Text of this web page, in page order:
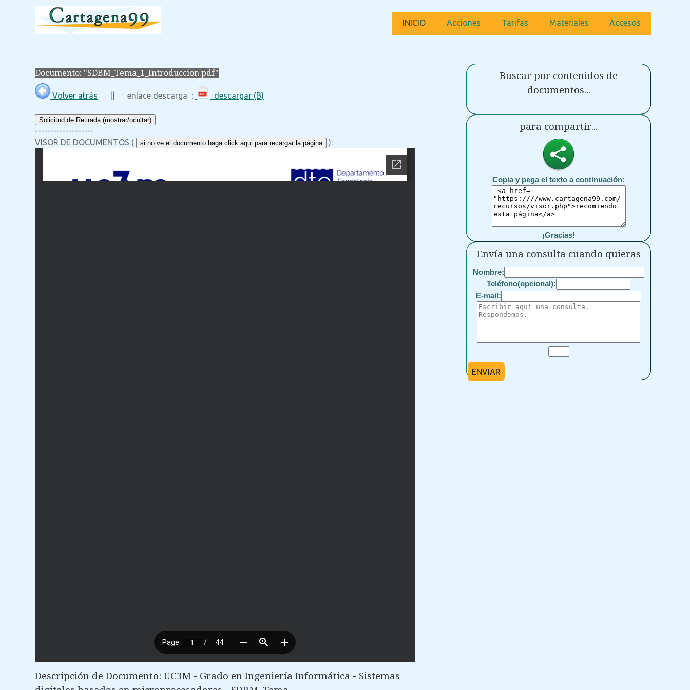
INICIO Acciones Tarifas Materiales Accesos
Documento: "SDBM_Tema_1_Introduccion.pdf"
Volver atrás || enlace descarga : descargar (B)
Solicitud de Retirada (mostrar/ocultar)
-------------------
VISOR DE DOCUMENTOS (
si no ve el documento haga click aqui para recargar la página ):
Descripción de Documento: UC3M - Grado en Ingeniería Informática - Sistemas
Buscar por contenidos de
documentos...
para compartir...
Copia y pega el texto a continuación:
¡Gracias!
Envía una consulta cuando quieras
Nombre:
Teléfono(opcional):
E-mail:
ENVIAR